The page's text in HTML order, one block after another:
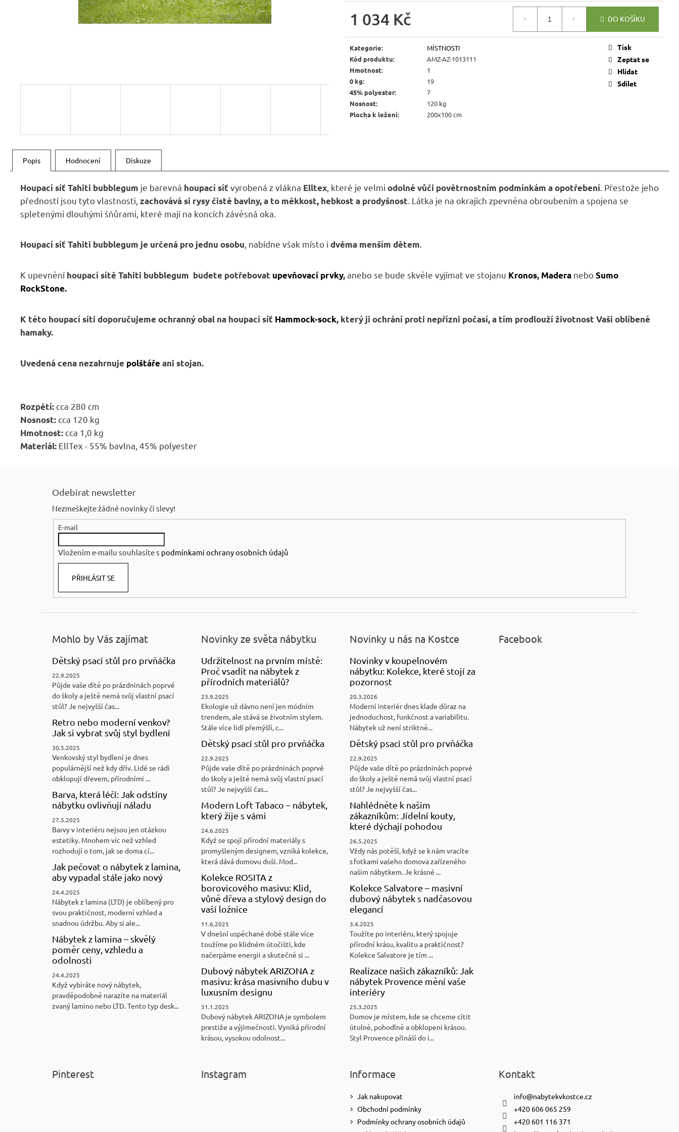
1 034 Kč DO KOŠÍKU
Kategorie:
MÍSTNOSTI
Kód produktu:
AMZ-AZ-1013111
Hmotnost:
1
0 kg:
19
45% polyester:
7
Nosnost:
120 kg
Plocha k ležení: 200x100 cm
Tisk
Zeptat se
Hlídat
Sdílet
Popis Hodnocení Diskuze
Houpací síť Tahiti bubblegum je barevná houpací síť vyrobená z vlákna Elltex , které je velmi odolné vůči povětrnostním podmínkám a opotřebení . Přestože jeho
předností jsou tyto vlastnosti, zachovává si rysy čisté bavlny, a to měkkost, hebkost a prodyšnost . Látka je na okrajích zpevněna obroubením a spojena se
spletenými dlouhými šňůrami, které mají na koncích závěsná oka.
Houpací síť Tahiti bubblegum je určená pro jednu osobu , nabídne však místo i dvěma menším dětem
K upevnění houpací sítě Tahiti bubblegum budete potřebovat upevňovací prvky,anebo se bude skvěle vyjímat ve stojanu Kronos, Madera neboSumo
RockStone.
K této houpací síti doporučujeme ochranný obal na houpací síť Hammock-sock, který ji ochrání proti nepřízni počasí, a tím prodlouží životnost Vaši oblíbené
hamaky.
Uvedená cena nezahrnuje polštářeani stojan.
Rozpětí:cca 280 cm
Nosnost:cca 120 kg
Hmotnost:cca 1,0 kg
Materiál: EllTex - 55% bavlna, 45% polyester
RUSTIKÁLNÍ ŽIDLE SWEET HOME SIL25
2 601 Kč
Původně: 2 890 Kč
JÍDELNÍ ŽIDLE MEXICANA SIL25
2 403 Kč
Původně: 2 670 Kč
RUSTIKÁLNÍ LAVICE SWEET HOME
BAX25 S ÚLOŽNÝM PROSTOREM
6 048 Kč
Původně: 6 720 Kč
Odebírat newsletter
Nezmeškejte žádné novinky či slevy!
E-mail
Vložením e-mailu souhlasíte s podmínkami ochrany osobních údajů
PŘIHLÁSIT SE
Mohlo by Vás zajímat
Dětský psací stůl pro prvňáčka
22.9.2025
Půjde vaše dítě po prázdninách poprvé
do školy a ještě nemá svůj vlastní psací
stůl? Je nejvyšší čas...
Retro nebo moderní venkov?
Jak si vybrat svůj styl bydlení
30.5.2025
Venkovský styl bydlení je dnes
populárnější než kdy dřív. Lidé se rádi
obklopují dřevem, přírodními ...
Barva, která léčí: Jak odstíny
nábytku ovlivňují náladu
27.5.2025
Barvy v interiéru nejsou jen otázkou
estetiky. Mnohem víc než vzhled
rozhodují o tom, jak se doma cí...
Jak pečovat o nábytek z lamina,
aby vypadal stále jako nový
24.4.2025
Nábytek z lamina (LTD) je oblíbený pro
svou praktičnost, moderní vzhled a
snadnou údržbu. Aby si ale...
Nábytek z lamina – skvělý
poměr ceny, vzhledu a
odolnosti
24.4.2025
Když vybíráte nový nábytek,
pravděpodobně narazíte na materiál
zvaný lamino nebo LTD. Tento typ desk...
Novinky ze světa nábytku
Udržitelnost na prvním místě:
Proč vsadit na nábytek z
přírodních materiálů?
23.9.2025
Ekologie už dávno není jen módním
trendem, ale stává se životním stylem.
Stále více lidí přemýšlí, c...
Dětský psací stůl pro prvňáčka
22.9.2025
Půjde vaše dítě po prázdninách poprvé
do školy a ještě nemá svůj vlastní psací
stůl? Je nejvyšší čas...
Modern Loft Tabaco – nábytek,
který žije s vámi
24.6.2025
Když se spojí přírodní materiály s
promyšleným designem, vzniká kolekce,
která dává domovu duši. Mod...
Kolekce ROSITA z
borovicového masivu: Klid,
vůně dřeva a stylový design do
vaší ložnice
11.6.2025
V dnešní uspěchané době stále více
toužíme po klidném útočišti, kde
načerpáme energii a skutečně si ...
Dubový nábytek ARIZONA z
masivu: krása masivního dubu v
luxusním designu
31.1.2025
Dubový nábytek ARIZONA je symbolem
prestiže a výjimečnosti. Vyniká přírodní
krásou, vysokou odolnost...
Novinky u nás na Kostce
Novinky v koupelnovém
nábytku: Kolekce, které stojí za
pozornost
20.3.2026
Moderní interiér dnes klade důraz na
jednoduchost, funkčnost a variabilitu.
Nábytek už není striktně...
Dětský psací stůl pro prvňáčka
22.9.2025
Půjde vaše dítě po prázdninách poprvé
do školy a ještě nemá svůj vlastní psací
stůl? Je nejvyšší čas...
Nahlédněte k našim
zákazníkům: Jídelní kouty,
které dýchají pohodou
26.5.2025
Vždy nás potěší, když se k nám vracíte
s fotkami vašeho domova zařízeného
naším nábytkem. Je krásné ...
Kolekce Salvatore – masivní
dubový nábytek s nadčasovou
elegancí
3.4.2025
Toužíte po interiéru, který spojuje
přírodní krásu, kvalitu a praktičnost?
Kolekce Salvatore je tím ...
Realizace našich zákazníků: Jak
nábytek Provence mění vaše
interiéry
25.3.2025
Domov je místem, kde se chceme cítit
útulně, pohodlně a obklopeni krásou.
Styl Provence přináší do i...
Facebook
Pinterest Instagram Informace
Jak nakupovat
Obchodní podmínky
Podmínky ochrany osobních údajů
Kontakt
info@nabytekvkostce.cz
+420 606 065 259
+420 601 116 371